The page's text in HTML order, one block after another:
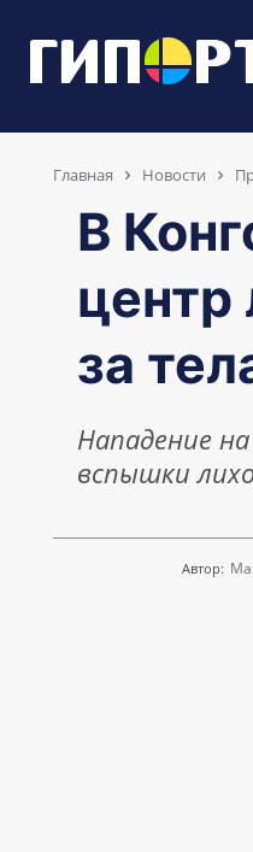
Главная Новости
В
центр
за
Нападение
вспышки
Автор: